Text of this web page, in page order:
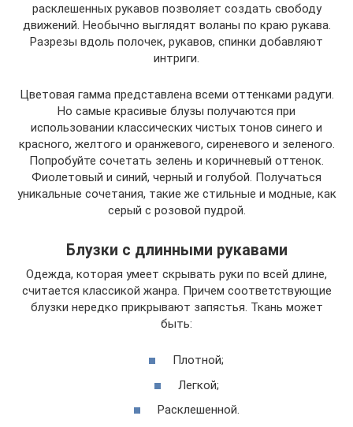
расклешенных рукавов позволяет создать свободу
движений. Необычно выглядят воланы по краю рукава.
Разрезы вдоль полочек, рукавов, спинки добавляют
интриги.
Цветовая гамма представлена всеми оттенками радуги.
Но самые красивые блузы получаются при
использовании классических чистых тонов синего и
красного, желтого и оранжевого, сиреневого и зеленого.
Попробуйте сочетать зелень и коричневый оттенок.
Фиолетовый и синий, черный и голубой. Получаться
уникальные сочетания, такие же стильные и модные, как
серый с розовой пудрой.
Блузки с длинными рукавами
Одежда, которая умеет скрывать руки по всей длине,
считается классикой жанра. Причем соответствующие
блузки нередко прикрывают запястья. Ткань может
быть:
Плотной;
Легкой;
Расклешенной.